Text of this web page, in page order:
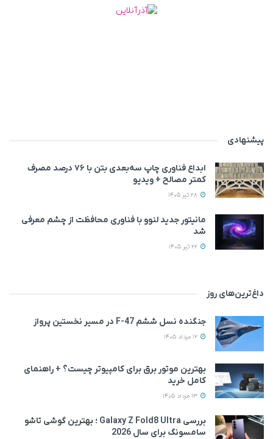
پیشنهادی
ابداع فناوری چاپ سه‌بعدی بتن با ۷۶ درصد مصرف
کمتر مصالح + ویدیو
مانیتور جدید لنوو با فناوری محافظت از چشم معرفی
شد
داغ‌ترین‌های روز
جنگنده نسل ششم F-47 در مسیر نخستین پرواز
بهترین موتور برق برای کامپیوتر چیست؟ + راهنمای
کامل خرید
بررسی Galaxy Z Fold8 Ultra ؛ بهترین گوشی تاشو
سامسونگ برای سال 2026